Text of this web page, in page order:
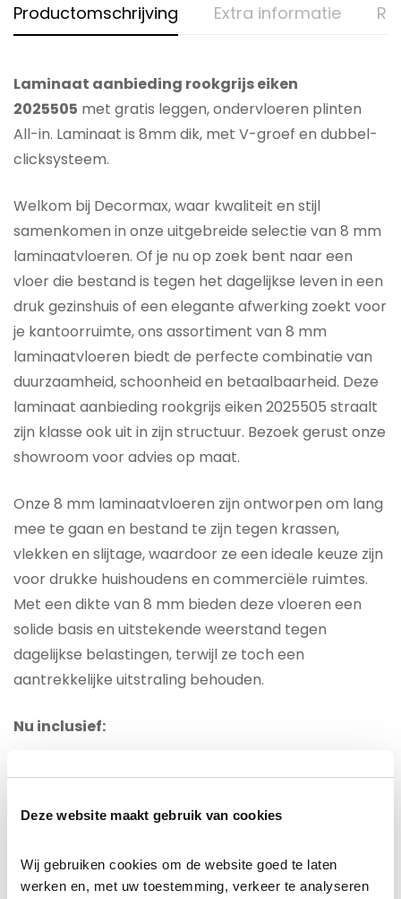
Deze website maakt gebruik van cookies
Wij gebruiken cookies om de website goed te laten
werken en, met uw toestemming, verkeer te analyseren
Productomschrijving Extra informatie
Laminaat aanbieding rookgrijs eiken
2025505 met gratis leggen, ondervloeren plinten
All-in. Laminaat is 8mm dik, met V-groef en dubbel-
clicksysteem.
Welkom bij Decormax, waar kwaliteit en stijl
samenkomen in onze uitgebreide selectie van 8 mm
laminaatvloeren. Of je nu op zoek bent naar een
vloer die bestand is tegen het dagelijkse leven in een
druk gezinshuis of een elegante afwerking zoekt voor
je kantoorruimte, ons assortiment van 8 mm
laminaatvloeren biedt de perfecte combinatie van
duurzaamheid, schoonheid en betaalbaarheid. Deze
laminaat aanbieding rookgrijs eiken 2025505 straalt
zijn klasse ook uit in zijn structuur. Bezoek gerust onze
showroom voor advies op maat.
Onze 8 mm laminaatvloeren zijn ontworpen om lang
mee te gaan en bestand te zijn tegen krassen,
vlekken en slijtage, waardoor ze een ideale keuze zijn
voor drukke huishoudens en commerciële ruimtes.
Met een dikte van 8 mm bieden deze vloeren een
solide basis en uitstekende weerstand tegen
dagelijkse belastingen, terwijl ze toch een
aantrekkelijke uitstraling behouden.
Nu inclusief:
Inclusief: Ondervloer Alufoam (standaard) (3mm)
meerprijs ook hoge plinten leverbaar)
Laminaat is een 8mm laminaat met een sterke klik